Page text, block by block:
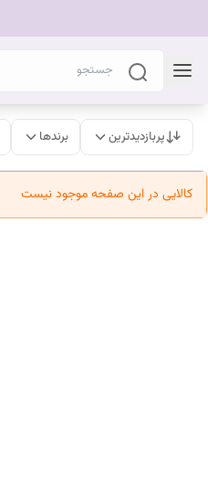
پربازدیدترین برندها
کالایی در این صفحه موجود نیست